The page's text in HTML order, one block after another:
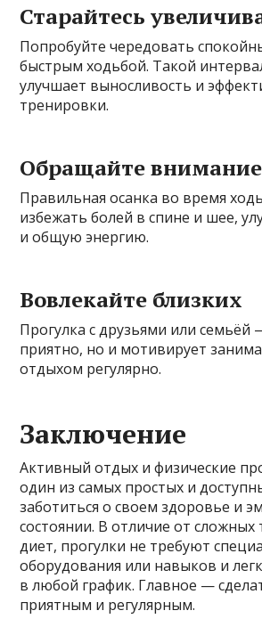
Старайтесь
Попробуйте чередовать
быстрым ходьбой. Такой
улучшает выносливость и
тренировки.
Обращайте
Правильная осанка во время
избежать болей в спине и шее,
и общую энергию.
Вовлекайте близких
Прогулка с друзьями или семьёй
приятно, но и мотивирует
отдыхом регулярно.
Заключение
Активный отдых и физические
один из самых простых и
заботиться о своем здоровье и
состоянии. В отличие от
диет, прогулки не требуют
оборудования или навыков и
в любой график. Главное —
приятным и регулярным.